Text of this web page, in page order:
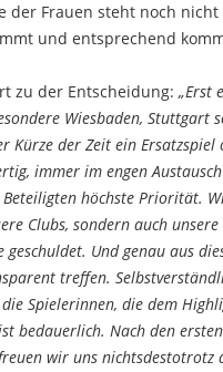
Frauen steht noch
und entsprechend
zu der Entscheidung: „Erst
Wiesbaden,
der Zeit ein
immer im engen
höchste Priorität.
Clubs, sondern auch
Und genau aus
treffen.
Spielerinnen, die dem
bedauerlich. Nach den
wir uns nichtsdestotrotz